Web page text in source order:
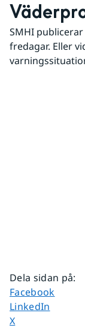
SMHI
fredagar. Eller
Dela sidan på:
Dela sidan på
Facebook
Dela sidan på
LinkedIn
Dela sidan på
X